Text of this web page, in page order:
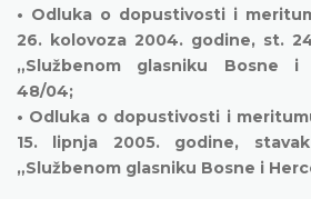
• Odluka o dopustivosti i
26. kolovoza 2004. godine, st.
„Službenom glasniku Bosne i
48/04;
• Odluka o dopustivosti i
15. lipnja 2005. godine,
„Službenom glasniku Bosne i